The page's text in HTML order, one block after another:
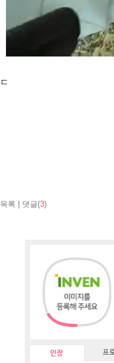
ㄷ
목록 댓글(3)
인장 프